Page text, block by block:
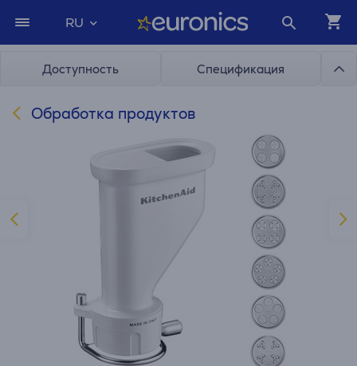
RU
Доступность Спецификация
Обработка продуктов